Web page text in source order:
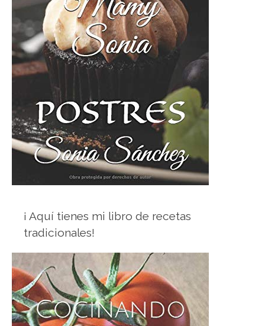
¡ Aquí tienes mi libro de recetas
tradicionales!